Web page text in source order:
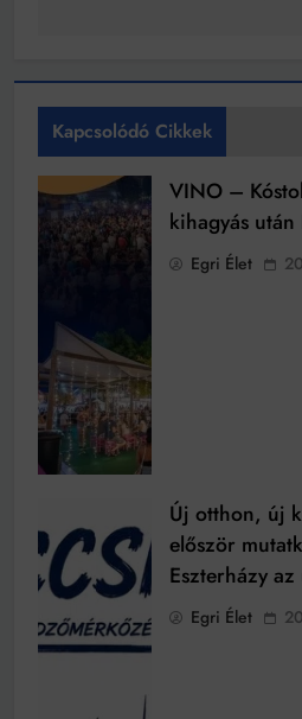
Kapcsolódó Cikkek
VINO –
kihagyás
Egri Élet
Új otthon, új
először
Eszterházy
Egri Élet